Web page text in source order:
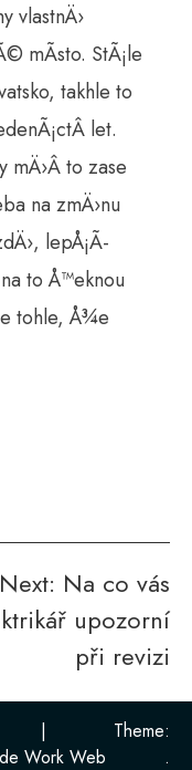
vlastnÄ›
mÃ­sto. StÃ¡le
takhle to
let.
mÄ›Â to zase
na zmÄ›nu
lepÅ¡Ã­
to Å™eknou
tohle, Å¾e
Next: Na co vás
upozorní
při revizi
|
Theme:
Work Web .